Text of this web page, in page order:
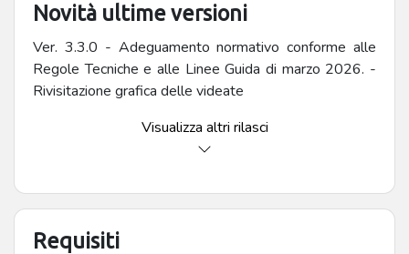
Novità ultime versioni
Ver. 3.3.0 - Adeguamento normativo conforme alle
Regole Tecniche e alle Linee Guida di marzo 2026. -
Rivisitazione grafica delle videate
Visualizza altri rilasci
Requisiti